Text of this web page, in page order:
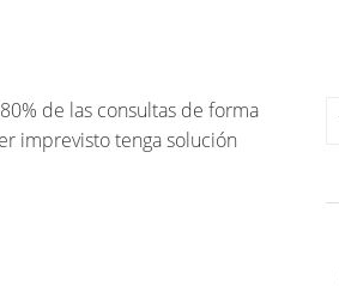
de las consultas de forma
imprevisto tenga solución